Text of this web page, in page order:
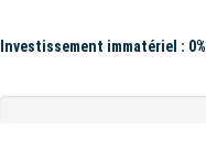
Investissement immatériel : 0%